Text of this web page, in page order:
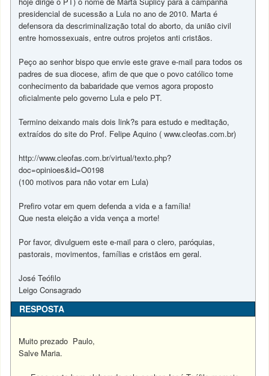
presidencial de sucessão a Lula no ano de 2010. Marta é
defensora da descriminalização total do aborto, da união civil
entre homossexuais, entre outros projetos anti cristãos.
Peço ao senhor bispo que envie este grave e-mail para todos os
padres de sua diocese, afim de que que o povo católico tome
conhecimento da babaridade que vemos agora proposto
oficialmente pelo governo Lula e pelo PT.
Termino deixando mais dois link?s para estudo e meditação,
extraídos do site do Prof. Felipe Aquino ( www.cleofas.com.br)
http://www.cleofas.com.br/virtual/texto.php?
doc=opinioes&id=O0198
(100 motivos para não votar em Lula)
Prefiro votar em quem defenda a vida e a família!
Que nesta eleição a vida vença a morte!
Por favor, divulguem este e-mail para o clero, paróquias,
pastorais, movimentos, famílias e cristãos em geral.
José Teófilo
Leigo Consagrado
RESPOSTA
Muito prezado Paulo,
Salve Maria.